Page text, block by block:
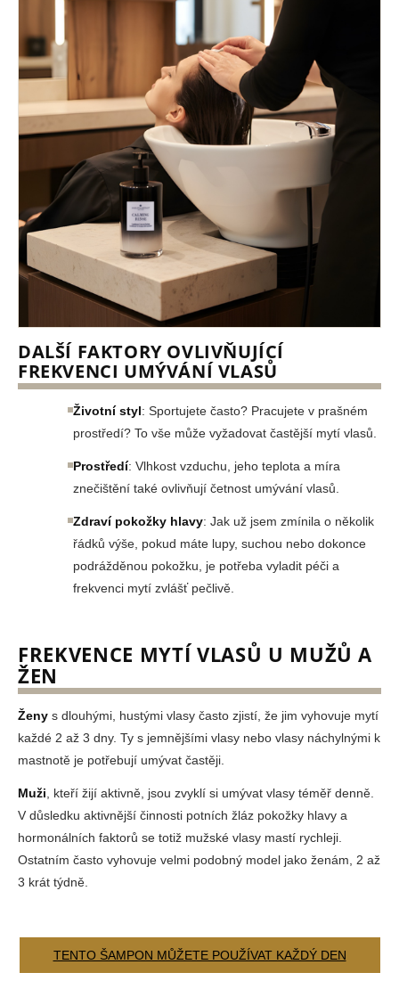
DALŠÍ FAKTORY OVLIVŇUJÍCÍ
FREKVENCI UMÝVÁNÍ VLASŮ
Životní styl: Sportujete často? Pracujete v prašném
prostředí? To vše může vyžadovat častější mytí vlasů.
Prostředí: Vlhkost vzduchu, jeho teplota a míra
znečištění také ovlivňují četnost umývání vlasů.
Zdraví pokožky hlavy: Jak už jsem zmínila o několik
řádků výše, pokud máte lupy, suchou nebo dokonce
podrážděnou pokožku, je potřeba vyladit péči a
frekvenci mytí zvlášť pečlivě.
FREKVENCE MYTÍ VLASŮ U MUŽŮ A
ŽEN
Ženy s dlouhými, hustými vlasy často zjistí, že jim vyhovuje mytí
každé 2 až 3 dny. Ty s jemnějšími vlasy nebo vlasy náchylnými k
mastnotě je potřebují umývat častěji.
Muži , kteří žijí aktivně, jsou zvyklí si umývat vlasy téměř denně.
V důsledku aktivnější činnosti potních žláz pokožky hlavy a
hormonálních faktorů se totiž mužské vlasy mastí rychleji.
Ostatním často vyhovuje velmi podobný model jako ženám, 2 až
3 krát týdně.
TENTO ŠAMPON MŮŽETE POUŽÍVAT KAŽDÝ DEN